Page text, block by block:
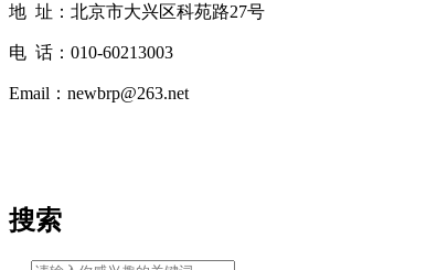
地 址：北京市大兴区科苑路27号
电 话：010-60213003
Email：newbrp@263.net
搜索